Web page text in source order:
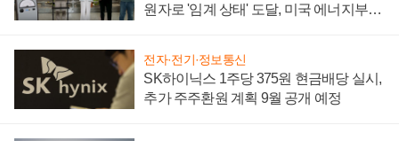
원자로 '임계 상태' 도달, 미국 에너지부
전자·전기·정보통신
SK하이닉스 1주당 375원 현금배당 실시,
추가 주주환원 계획 9월 공개 예정